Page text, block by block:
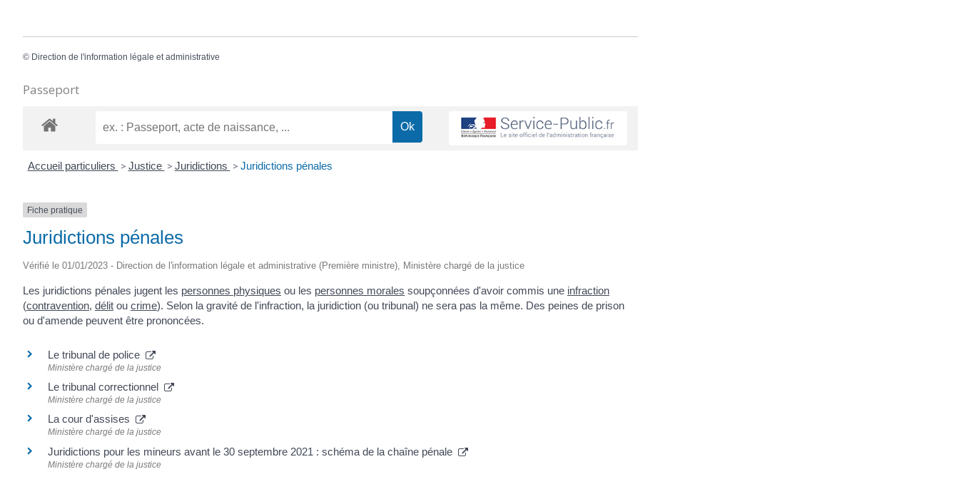
© Direction de l'information légale et administrative
Passeport
Accueil particuliers > Justice > Juridictions > Juridictions pénales
Fiche pratique
Juridictions pénales
Vérifié le 01/01/2023 - Direction de l'information légale et administrative (Première ministre), Ministère chargé de la justice
Les juridictions pénales jugent les personnes physiques ou les personnes morales soupçonnées d'avoir commis une infraction
(contravention, délit ou crime). Selon la gravité de l'infraction, la juridiction (ou tribunal) ne sera pas la même. Des peines de prison
ou d'amende peuvent être prononcées.
Le tribunal de police
Ministère chargé de la justice
Le tribunal correctionnel
Ministère chargé de la justice
La cour d'assises
Ministère chargé de la justice
Juridictions pour les mineurs avant le 30 septembre 2021 : schéma de la chaîne pénale
Ministère chargé de la justice